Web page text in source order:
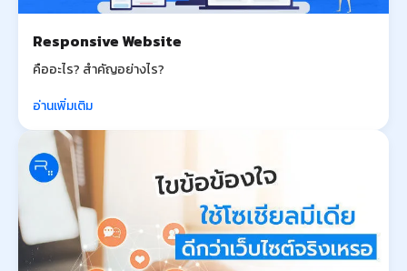
Responsive Website
คืออะไร? สำคัญอย่างไร?
อ่านเพิ่มเติม